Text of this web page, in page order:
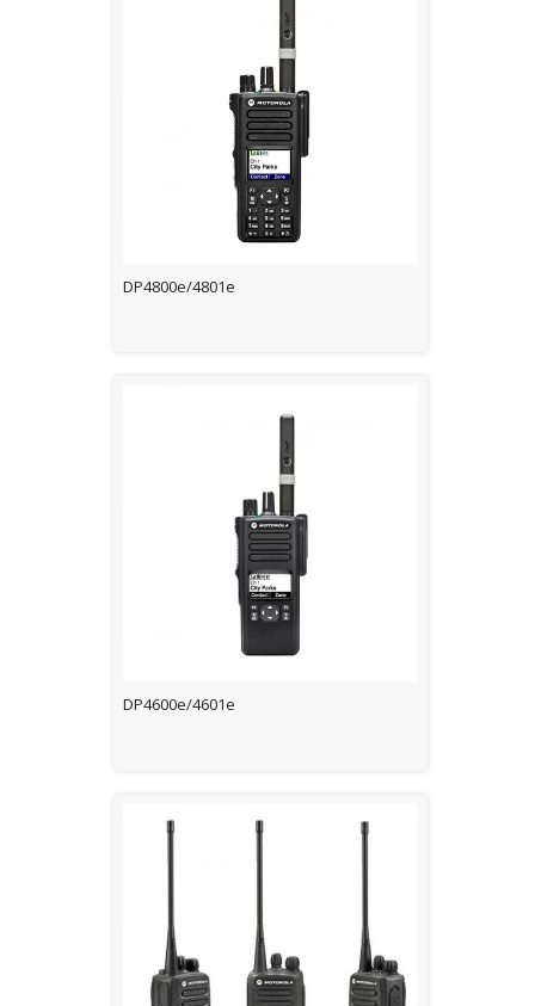
DP4800e/4801e
DP4600e/4601e